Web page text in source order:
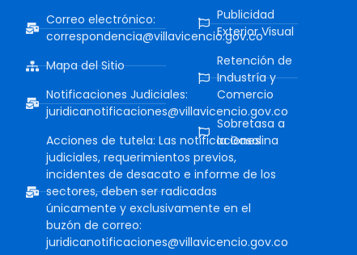
Correo electrónico:
correspondencia@villavicencio.gov.co
Mapa del Sitio
Notificaciones Judiciales:
juridicanotificaciones@villavicencio.gov.co
Acciones de tutela: Las notificaciones
judiciales, requerimientos previos,
incidentes de desacato e informe de los
sectores, deben ser radicadas
únicamente y exclusivamente en el
buzón de correo:
juridicanotificaciones@villavicencio.gov.co
Publicidad
Exterior Visual
Retención de
Industría y
Comercio
Sobretasa a
la Gasolina